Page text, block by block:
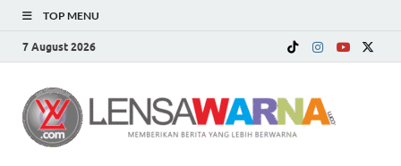
TOP MENU
7 August 2026